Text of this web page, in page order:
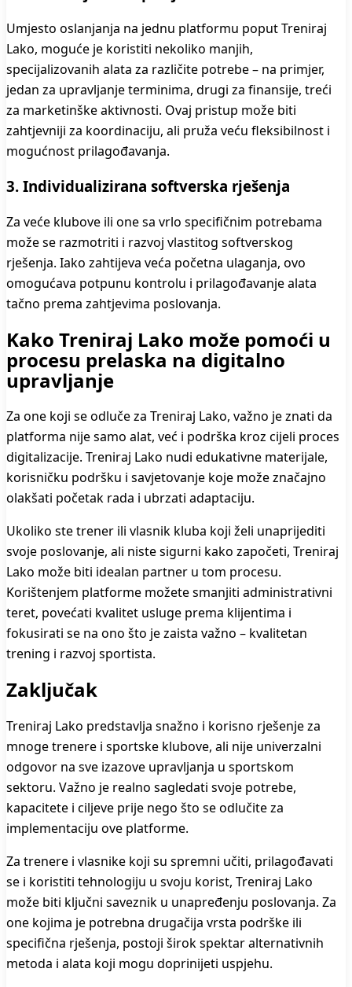
Umjesto oslanjanja na jednu platformu poput Treniraj
Lako, moguće je koristiti nekoliko manjih,
specijalizovanih alata za različite potrebe – na primjer,
jedan za upravljanje terminima, drugi za finansije, treći
za marketinške aktivnosti. Ovaj pristup može biti
zahtjevniji za koordinaciju, ali pruža veću fleksibilnost i
mogućnost prilagođavanja.
3. Individualizirana softverska rješenja
Za veće klubove ili one sa vrlo specifičnim potrebama
može se razmotriti i razvoj vlastitog softverskog
rješenja. Iako zahtijeva veća početna ulaganja, ovo
omogućava potpunu kontrolu i prilagođavanje alata
tačno prema zahtjevima poslovanja.
Kako Treniraj Lako može pomoći u
procesu prelaska na digitalno
upravljanje
Za one koji se odluče za Treniraj Lako, važno je znati da
platforma nije samo alat, već i podrška kroz cijeli proces
digitalizacije. Treniraj Lako nudi edukativne materijale,
korisničku podršku i savjetovanje koje može značajno
olakšati početak rada i ubrzati adaptaciju.
Ukoliko ste trener ili vlasnik kluba koji želi unaprijediti
svoje poslovanje, ali niste sigurni kako započeti, Treniraj
Lako može biti idealan partner u tom procesu.
Korištenjem platforme možete smanjiti administrativni
teret, povećati kvalitet usluge prema klijentima i
fokusirati se na ono što je zaista važno – kvalitetan
trening i razvoj sportista.
Zaključak
Treniraj Lako predstavlja snažno i korisno rješenje za
mnoge trenere i sportske klubove, ali nije univerzalni
odgovor na sve izazove upravljanja u sportskom
sektoru. Važno je realno sagledati svoje potrebe,
kapacitete i ciljeve prije nego što se odlučite za
implementaciju ove platforme.
Za trenere i vlasnike koji su spremni učiti, prilagođavati
se i koristiti tehnologiju u svoju korist, Treniraj Lako
može biti ključni saveznik u unapređenju poslovanja. Za
one kojima je potrebna drugačija vrsta podrške ili
specifična rješenja, postoji širok spektar alternativnih
metoda i alata koji mogu doprinijeti uspjehu.